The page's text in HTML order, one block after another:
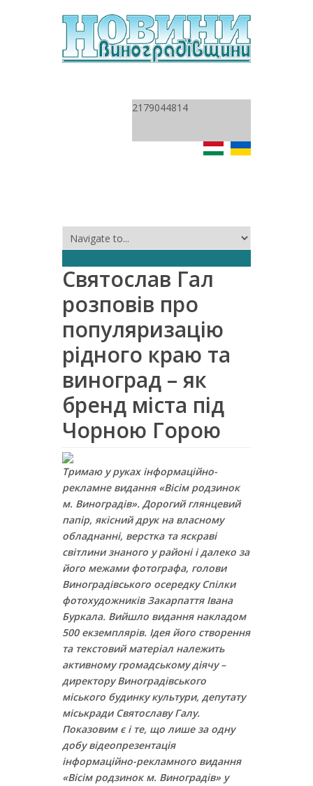
2179044814
Святослав Гал
розповів про
популяризацію
рідного краю та
виноград – як
бренд міста під
Чорною Горою
Тримаю у руках інформаційно-
рекламне видання «Вісім родзинок
м. Виноградів». Дорогий глянцевий
папір, якісний друк на власному
обладнанні, верстка та яскраві
світлини знаного у районі і далеко за
його межами фотографа, голови
Виноградівського осередку Спілки
фотохудожників Закарпаття Івана
Буркала. Вийшло видання накладом
500 екземплярів. Ідея його створення
та текстовий матеріал належить
активному громадському діячу –
директору Виноградівського
міського будинку культури, депутату
міськради Святославу Галу.
Показовим є і те, що лише за одну
добу відеопрезентація
інформаційно-рекламного видання
«Вісім родзинок м. Виноградів» у